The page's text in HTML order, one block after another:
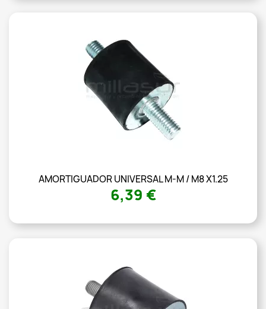
AMORTIGUADOR UNIVERSAL M-M / M8 X1.25
6,39 €